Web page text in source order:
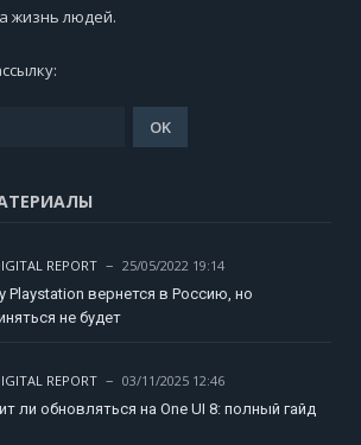
жизнь людей.
REPORT
25/05/2022 19:14
Playstation вернется в Россию, но
не будет
REPORT
03/11/2025 12:46
ли обновляться на One UI 8: полный гайд